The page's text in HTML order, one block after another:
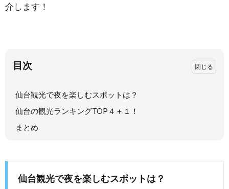
介します！
目次
仙台観光で夜を楽しむスポットは？
仙台の観光ランキングTOP４＋１！
まとめ
仙台観光で夜を楽しむスポットは？